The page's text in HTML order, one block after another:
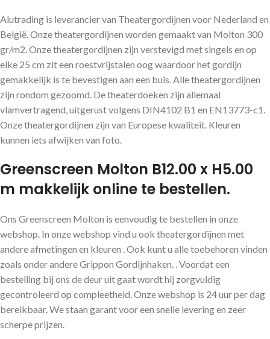
Alutrading is leverancier van Theatergordijnen voor Nederland en
België. Onze theatergordijnen worden gemaakt van Molton 300
gr/m2. Onze theatergordijnen zijn verstevigd met singels en op
elke 25 cm zit een roestvrijstalen oog waardoor het gordijn
gemakkelijk is te bevestigen aan een buis. Alle theatergordijnen
zijn rondom gezoomd. De theaterdoeken zijn allemaal
vlamvertragend, uitgerust volgens DIN4102 B1 en EN13773-c1.
Onze theatergordijnen zijn van Europese kwaliteit. Kleuren
kunnen iets afwijken van foto.
Greenscreen Molton B12.00 x H5.00
m makkelijk online te bestellen.
Ons Greenscreen Molton is eenvoudig te bestellen in onze
webshop. In onze webshop vind u ook theatergordijnen met
andere afmetingen en kleuren . Ook kunt u alle toebehoren vinden
zoals onder andere Grippon Gordijnhaken. . Voordat een
bestelling bij ons de deur uit gaat wordt hij zorgvuldig
gecontroleerd op compleetheid. Onze webshop is 24 uur per dag
bereikbaar. We staan garant voor een snelle levering en zeer
scherpe prijzen.